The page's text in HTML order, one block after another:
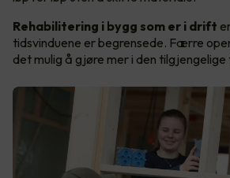
Rehabilitering i bygg som er i drift
tidsvinduene er begrensede. Færre
det mulig å gjøre mer i den tilgjengelige